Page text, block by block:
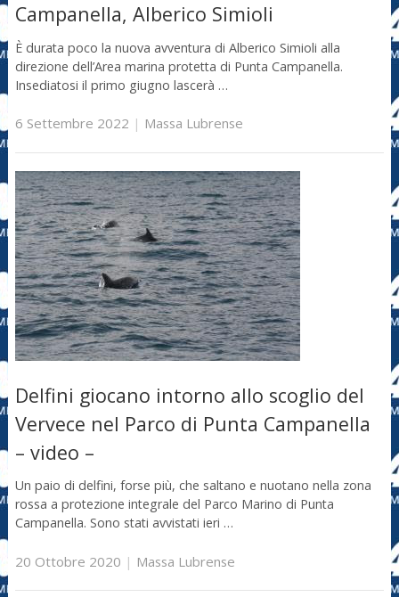
Campanella, Alberico Simioli
È durata poco la nuova avventura di Alberico Simioli alla
direzione dell’Area marina protetta di Punta Campanella.
Insediatosi il primo giugno lascerà …
6 Settembre 2022 | Massa Lubrense
Delfini giocano intorno allo scoglio del
Vervece nel Parco di Punta Campanella
– video –
Un paio di delfini, forse più, che saltano e nuotano nella zona
rossa a protezione integrale del Parco Marino di Punta
Campanella. Sono stati avvistati ieri …
20 Ottobre 2020 | Massa Lubrense